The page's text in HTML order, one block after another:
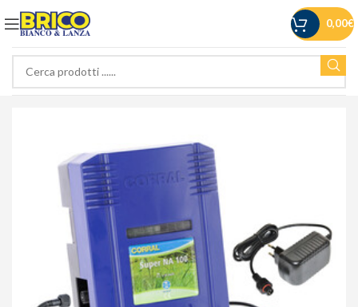
0,00€